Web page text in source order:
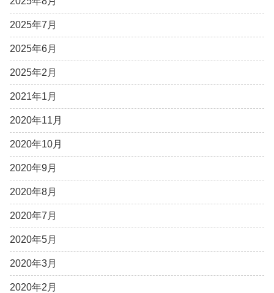
2025年7月
2025年6月
2025年2月
2021年1月
2020年11月
2020年10月
2020年9月
2020年8月
2020年7月
2020年5月
2020年3月
2020年2月